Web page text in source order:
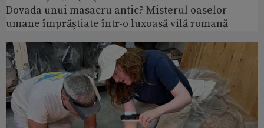
Dovada unui masacru antic? Misterul oaselor
umane împrăștiate într-o luxoasă vilă romană